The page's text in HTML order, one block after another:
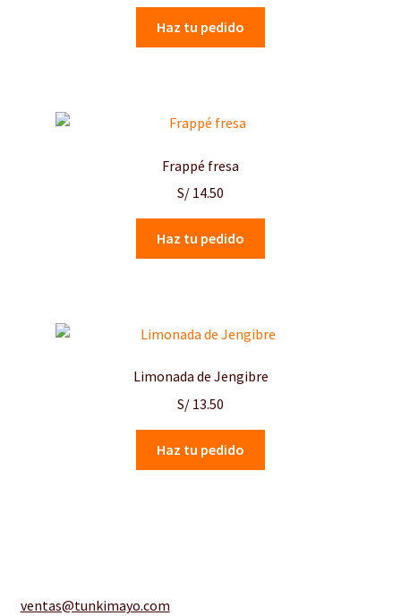
Haz tu pedido
Frappé fresa
S/ 14.50
Haz tu pedido
Limonada de Jengibre
S/ 13.50
Haz tu pedido
ventas@tunkimayo.com